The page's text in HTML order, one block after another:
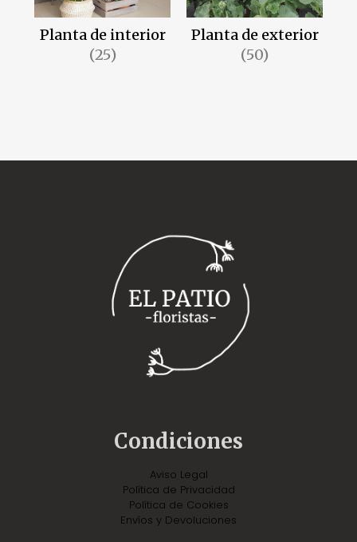
Planta de interior
(25)
Planta de exterior
(50)
Condiciones
Aviso Legal
Política de Privacidad
Política de Cookies
Envíos y Devoluciones